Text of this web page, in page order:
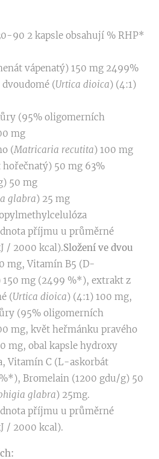
90 2 kapsle obsahují % RHP*
vápenatý) 150 mg 2499%
(Urtica dioica) (4:1)
(95% oligomerních
mg
(Matricaria recutita) 100 mg
50 mg 63%
50 mg
glabra) 25 mg
příjmu u průměrné
/ 2000 kcal).Složení ve dvou
mg, Vitamín B5 (D-
150 mg (2499 %*), extrakt z
(Urtica dioica) (4:1) 100 mg,
(95% oligomerních
mg, květ heřmánku pravého
mg, obal kapsle hydroxy
Vitamín C (L-askorbát
Bromelain (1200 gdu/g) 50
glabra) 25mg.
příjmu u průměrné
/ 2000 kcal).